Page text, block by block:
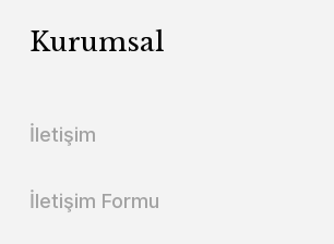
Kurumsal
İletişim
İletişim Formu